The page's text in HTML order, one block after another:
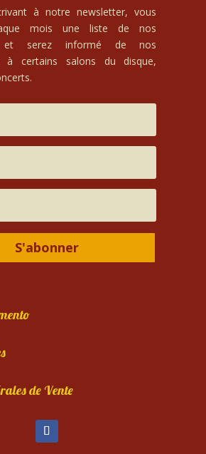
à notre newsletter, vous
mois une liste de nos
et serez informé de nos
à certains salons du disque,
S'abonner
de Vente